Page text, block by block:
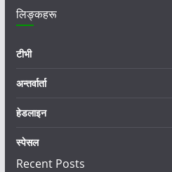
लिङ्कहरू
टीभी
अन्तर्वार्ता
हेडलाइन
स्पेसल
Recent Posts